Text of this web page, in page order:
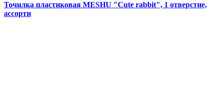
Точилка пластиковая MESHU "Cute rabbit", 1 отверстие,
ассорти